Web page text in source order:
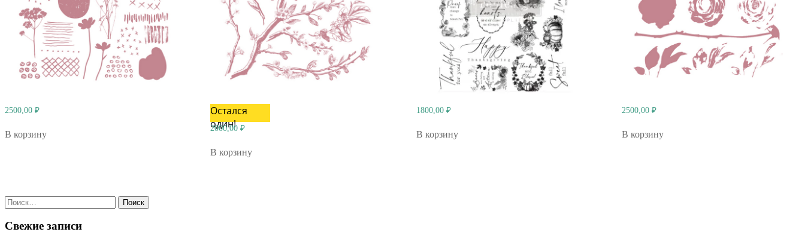
2500,00 ₽
В корзину
Остался
один!
2000,00₽
В корзину
1800,00 ₽
В корзину
2500,00 ₽
В корзину
Найти:
Свежие записи